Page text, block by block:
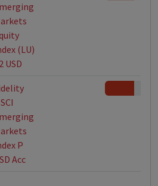
(LU)
USD
P
Acc